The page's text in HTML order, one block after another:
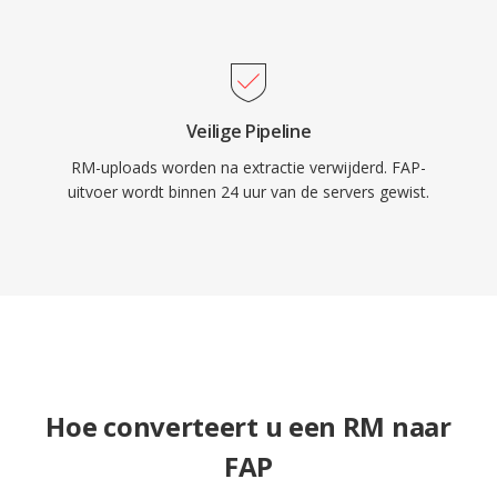
Veilige Pipeline
RM-uploads worden na extractie verwijderd. FAP-
uitvoer wordt binnen 24 uur van de servers gewist.
Hoe converteert u een RM naar
FAP